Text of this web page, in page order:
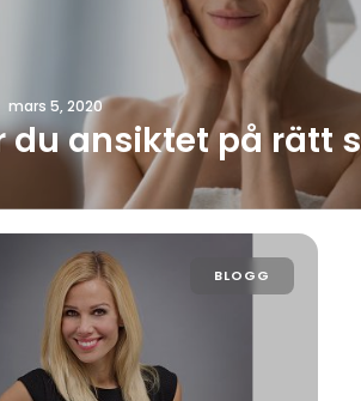
mars 5, 2020
du ansiktet på rätt
BLOGG